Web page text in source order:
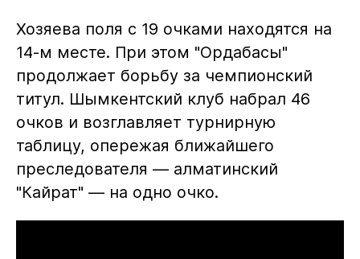
Хозяева поля с 19 очками находятся на
14-м месте. При этом "Ордабасы"
продолжает борьбу за чемпионский
титул. Шымкентский клуб набрал 46
очков и возглавляет турнирную
таблицу, опережая ближайшего
преследователя — алматинский
"Кайрат" — на одно очко.